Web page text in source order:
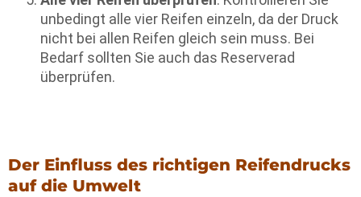
unbedingt alle vier Reifen einzeln, da der Druck
nicht bei allen Reifen gleich sein muss. Bei
Bedarf sollten Sie auch das Reserverad
überprüfen.
Der Einfluss des richtigen Reifendrucks
auf die Umwelt